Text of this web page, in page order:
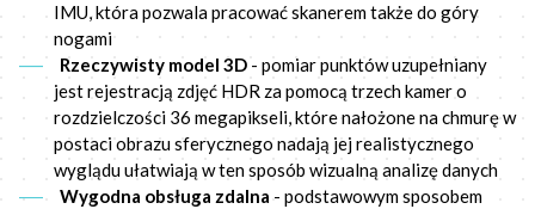
IMU, która pozwala pracować skanerem także do góry
nogami
Rzeczywisty model 3D - pomiar punktów uzupełniany
jest rejestracją zdjęć HDR za pomocą trzech kamer o
rozdzielczości 36 megapikseli, które nałożone na chmurę w
postaci obrazu sferycznego nadają jej realistycznego
wyglądu ułatwiają w ten sposób wizualną analizę danych
Wygodna obsługa zdalna - podstawowym sposobem